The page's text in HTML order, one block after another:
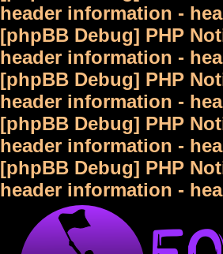
header information -
[phpBB Debug] PHP
header information -
[phpBB Debug] PHP
header information -
[phpBB Debug] PHP
header information -
[phpBB Debug] PHP
header information -